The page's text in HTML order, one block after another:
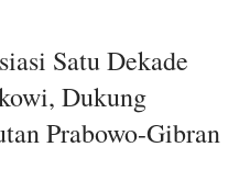
Satu Dekade
Dukung
Prabowo-Gibran